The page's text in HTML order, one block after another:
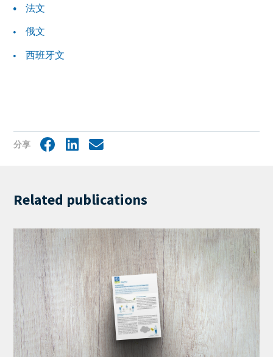
法文
俄文
西班牙文
分享 FacebookLinkedIn
Share
Related publications
Cover
Image